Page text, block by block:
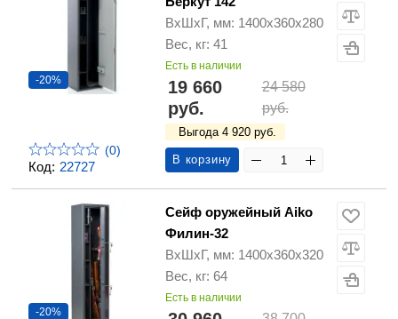
Код: 22727
-20%
(0)
ВхШхГ, мм: 1400х360х280
Вес, кг: 41
Есть в наличии
19 660
руб.
24 580
руб.
Выгода 4 920 руб.
В корзину
-20%
Сейф оружейный Aiko
Филин-32
ВхШхГ, мм: 1400х360х320
Вес, кг: 64
Есть в наличии